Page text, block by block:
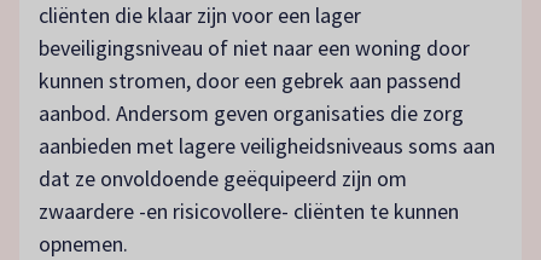
cliënten die klaar zijn voor een lager
beveiligingsniveau of niet naar een woning door
kunnen stromen, door een gebrek aan passend
aanbod. Andersom geven organisaties die zorg
aanbieden met lagere veiligheidsniveaus soms aan
dat ze onvoldoende geëquipeerd zijn om
zwaardere -en risicovollere- cliënten te kunnen
opnemen.